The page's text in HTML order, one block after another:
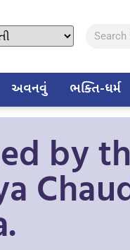
અવનવું ભક્તિ-ધર્મ
by